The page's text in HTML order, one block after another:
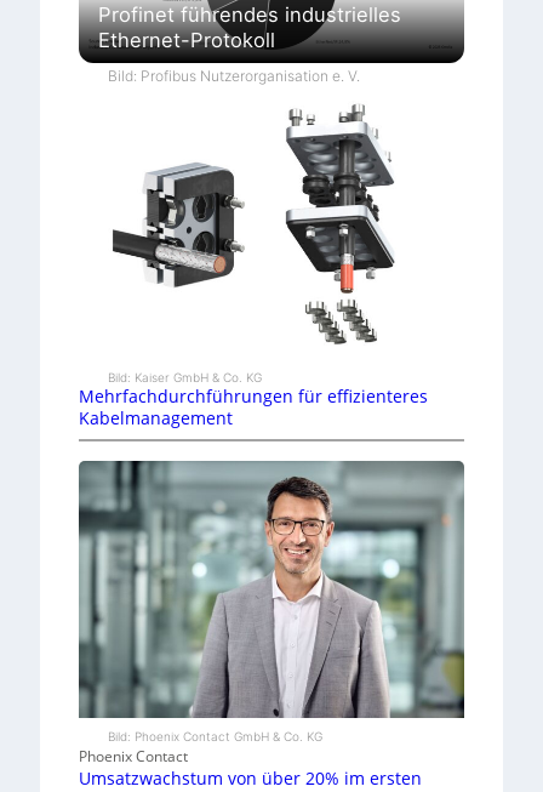
Profinet führendes industrielles
Ethernet-Protokoll
Bild: Profibus Nutzerorganisation e. V.
Bild: Kaiser GmbH & Co. KG
Mehrfachdurchführungen für effizienteres
Kabelmanagement
Bild: Phoenix Contact GmbH & Co. KG
Phoenix Contact
Umsatzwachstum von über 20% im ersten